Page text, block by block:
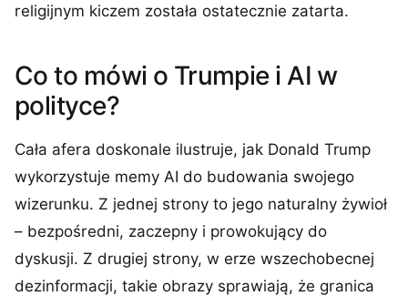
religijnym kiczem została ostatecznie zatarta.
Co to mówi o Trumpie i AI w
polityce?
Cała afera doskonale ilustruje, jak Donald Trump
wykorzystuje memy AI do budowania swojego
wizerunku. Z jednej strony to jego naturalny żywioł
– bezpośredni, zaczepny i prowokujący do
dyskusji. Z drugiej strony, w erze wszechobecnej
dezinformacji, takie obrazy sprawiają, że granica